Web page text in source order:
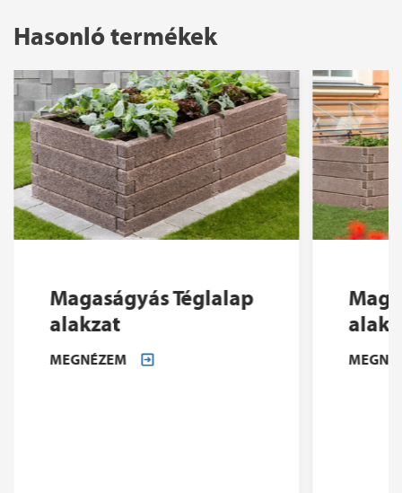
Hasonló termékek
Magaságyás Téglalap
alakzat
MEGNÉZEM